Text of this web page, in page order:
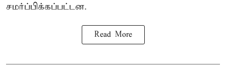
சமர்ப்பிக்கப்பட்டன.
Read More